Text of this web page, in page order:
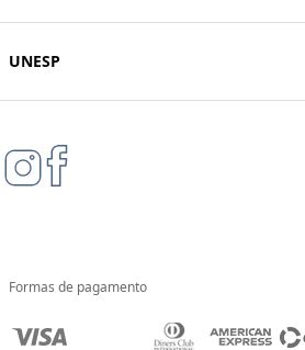
UNESP
Formas de pagamento